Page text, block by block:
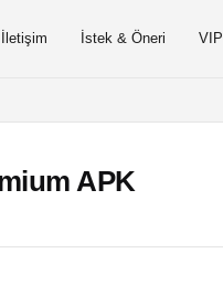
İletişim İstek & Öneri VIP
APK